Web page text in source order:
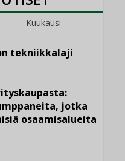
Kuukausi
tekniikkalaji
jotka
osaamisalueita